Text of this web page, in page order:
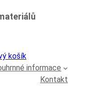
košík
informace
Kontakt